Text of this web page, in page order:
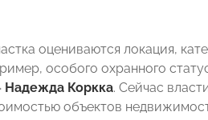
оцениваются локация,
особого охранного
Надежда Коркка. Сейчас
объектов